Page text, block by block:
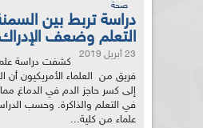
صحة
دراسة تربط بين
التعلم وضعف
23 أبريل 2019
كشفت دراسة
فريق من العلماء الأمريكيون أن
إلى كسر حاجز الدم في الدماغ
في التعلم والذاكرة. وحسب
علماء من كلية...